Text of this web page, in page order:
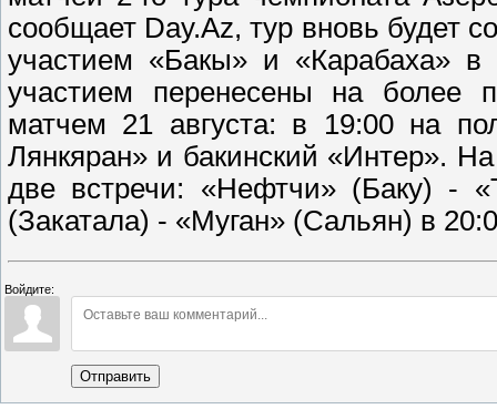
сообщает Day.Az, тур вновь будет
участием «Бакы» и «Карабаха»
участием перенесены на более
матчем 21 августа: в 19:00 на
Лянкяран» и бакинский «Интер».
две встречи: «Нефтчи» (Баку) -
(Закатала) - «Муган» (Сальян) в
Войдите:
Отправить